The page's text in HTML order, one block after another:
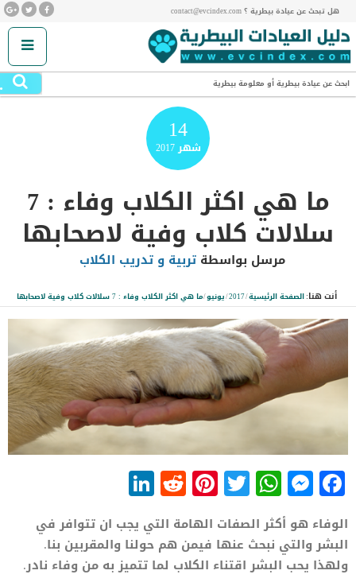
هل تبحث عن عيادة بيطرية ؟ contact@evcindex.com
ابحث عن عيادة بيطرية أو معلومة بيطرية
14
شهر2017
ما هي اكثر الكلاب وفاء : 7
سلالات كلاب وفية لاصحابها
مرسل بواسطةتربية و تدريب الكلاب
أنت هنا:الصفحة الرئيسية/
2017
/يونيو/ما هي اكثر الكلاب وفاء : 7 سلالات كلاب وفية لاصحابها
Facebook
Messenger
WhatsApp
Twitter
Pinterest
Reddit
الوفاء هو أكثر الصفات الهامة التي يجب ان تتوافر في
البشر والتي نبحث عنها فيمن هم حولنا والمقربين بنا.
ولهذا يحب البشر اقتناء الكلاب لما تتميز به من وفاء نادر.